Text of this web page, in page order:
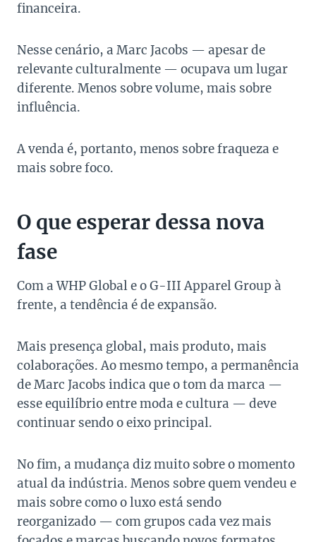
financeira.
Nesse cenário, a Marc Jacobs — apesar de
relevante culturalmente — ocupava um lugar
diferente. Menos sobre volume, mais sobre
influência.
A venda é, portanto, menos sobre fraqueza e
mais sobre foco.
O que esperar dessa nova
fase
Com a WHP Global e o G-III Apparel Group à
frente, a tendência é de expansão.
Mais presença global, mais produto, mais
colaborações. Ao mesmo tempo, a permanência
de Marc Jacobs indica que o tom da marca —
esse equilíbrio entre moda e cultura — deve
continuar sendo o eixo principal.
No fim, a mudança diz muito sobre o momento
atual da indústria. Menos sobre quem vendeu e
mais sobre como o luxo está sendo
reorganizado — com grupos cada vez mais